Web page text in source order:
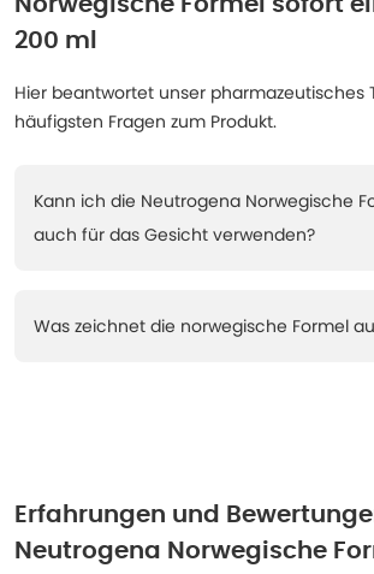
Norwegische Formel sofort
200 ml
Hier beantwortet unser pharmazeutisches
häufigsten Fragen zum Produkt.
Kann ich die Neutrogena Norwegische
auch für das Gesicht verwenden?
Was zeichnet die norwegische Formel
Erfahrungen und
Neutrogena Norwegische